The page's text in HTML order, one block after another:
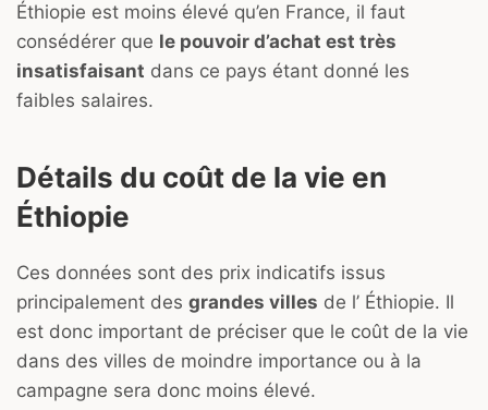
Éthiopie est moins élevé qu’en France, il faut
consédérer que le pouvoir d’achat est très
insatisfaisant dans ce pays étant donné les
faibles salaires.
Détails du coût de la vie en
Éthiopie
Ces données sont des prix indicatifs issus
principalement des grandes villes de l’ Éthiopie. Il
est donc important de préciser que le coût de la vie
dans des villes de moindre importance ou à la
campagne sera donc moins élevé.